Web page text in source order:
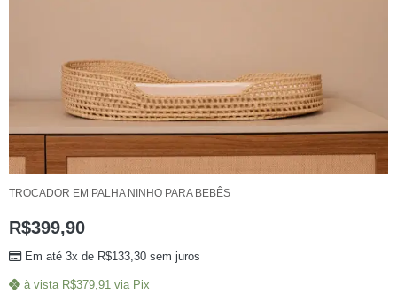
TROCADOR EM PALHA NINHO PARA BEBÊS
R$399,90
Em até 3x de R$133,30 sem juros
à vista R$379,91 via Pix